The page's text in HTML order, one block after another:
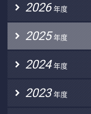
2026 年度
2025 年度
2024 年度
2023 年度